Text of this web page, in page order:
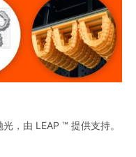
，由 LEAP ™ 提供支持。